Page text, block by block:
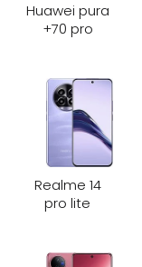
Huawei pura
70 pro+
Realme 14
pro lite